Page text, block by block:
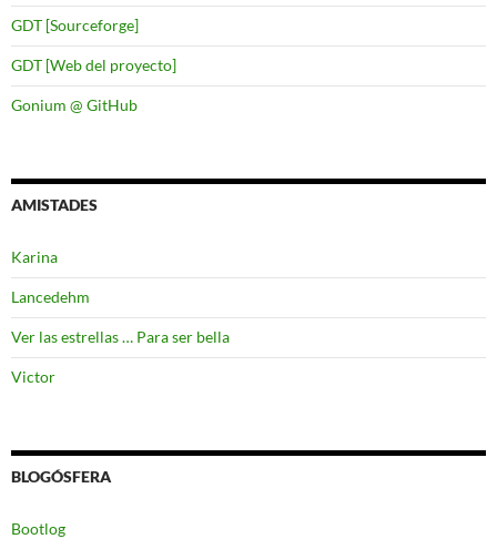
GDT [Sourceforge]
GDT [Web del proyecto]
Gonium @ GitHub
AMISTADES
Karina
Lancedehm
Ver las estrellas … Para ser bella
Victor
BLOGÓSFERA
Bootlog